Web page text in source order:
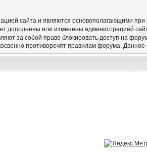
сайта и являются основополагающими
дополнены или изменены администрацией
за собой право блокировать доступ на
противоречят правилам форума.